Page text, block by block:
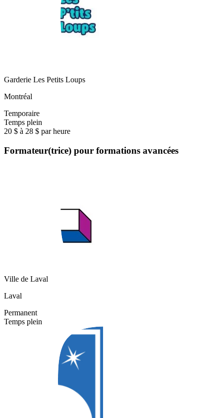
Garderie Les Petits Loups
Montréal
Temporaire
Temps plein
20 $ à 28 $ par heure
Formateur(trice) pour formations avancées
Ville de Laval
Laval
Permanent
Temps plein